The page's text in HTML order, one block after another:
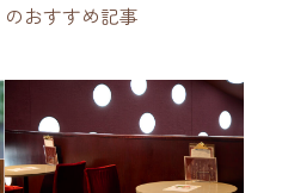
のおすすめ記事